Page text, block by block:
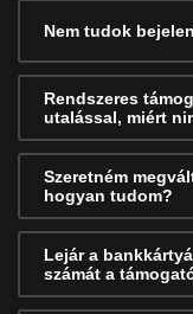
Nem tudok
Rendszeres
utalással, miért
Szeretném
hogyan tudom?
Lejár a
számát a